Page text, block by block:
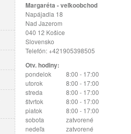
Margaréta - veľkoobchod
Napájadla 18
Nad Jazerom
040 12 Košice
Slovensko
Telefón: +421905398505
Otv. hodiny:
pondelok
8:00 - 17:00
utorok
8:00 - 17:00
streda
8:00 - 17:00
štvrtok
8:00 - 17:00
piatok
8:00 - 17:00
sobota
zatvorené
nedeľa
zatvorené